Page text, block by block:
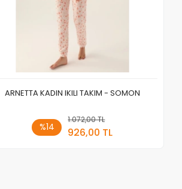
ARNETTA KADIN IKILI TAKIM - SOMON
%14
1.072,00 TL
926,00 TL
Sepete Ekle